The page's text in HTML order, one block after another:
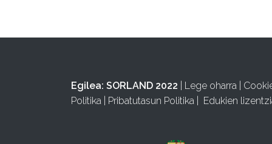
Egilea: SORLAND 2022 Lege oharra
Politika
Pribatutasun Politika Edukien